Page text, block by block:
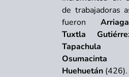
de trabajadoras
fueron Arriaga
Tuxtla
Tapachula
Osumacinta
Huehuetán (426).